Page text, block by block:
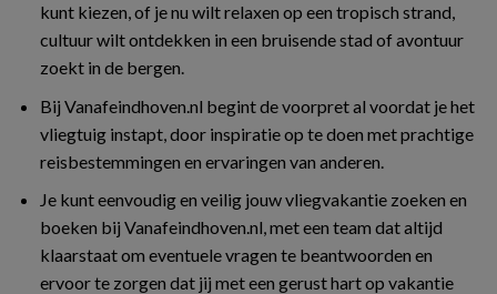
kunt kiezen, of je nu wilt relaxen op een tropisch strand,
cultuur wilt ontdekken in een bruisende stad of avontuur
zoekt in de bergen.
Bij Vanafeindhoven.nl begint de voorpret al voordat je het
vliegtuig instapt, door inspiratie op te doen met prachtige
reisbestemmingen en ervaringen van anderen.
Je kunt eenvoudig en veilig jouw vliegvakantie zoeken en
boeken bij Vanafeindhoven.nl, met een team dat altijd
klaarstaat om eventuele vragen te beantwoorden en
ervoor te zorgen dat jij met een gerust hart op vakantie